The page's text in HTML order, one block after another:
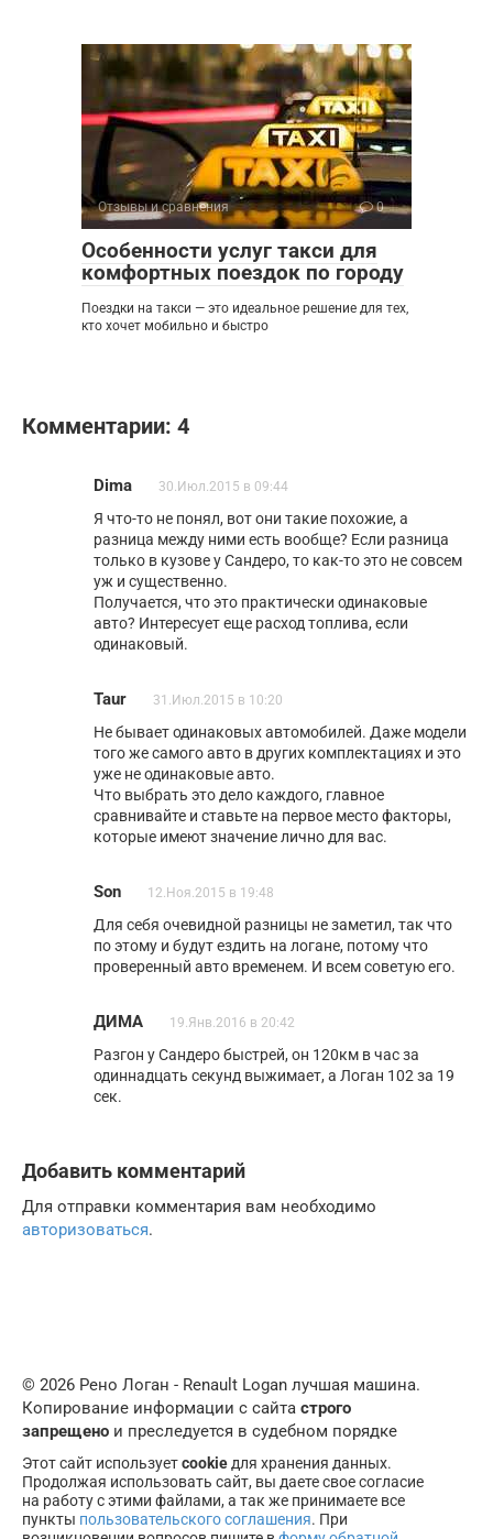
Отзывы и сравнения 0
Особенности услуг такси для
комфортных поездок по городу
Поездки на такси — это идеальное решение для тех,
кто хочет мобильно и быстро
Комментарии: 4
Dima 30.Июл.2015 в 09:44
Я что-то не понял, вот они такие похожие, а
разница между ними есть вообще? Если разница
только в кузове у Сандеро, то как-то это не совсем
уж и существенно.
Получается, что это практически одинаковые
авто? Интересует еще расход топлива, если
одинаковый.
Taur 31.Июл.2015 в 10:20
Не бывает одинаковых автомобилей. Даже модели
того же самого авто в других комплектациях и это
уже не одинаковые авто.
Что выбрать это дело каждого, главное
сравнивайте и ставьте на первое место факторы,
которые имеют значение лично для вас.
Son 12.Ноя.2015 в 19:48
Для себя очевидной разницы не заметил, так что
по этому и будут ездить на логане, потому что
проверенный авто временем. И всем советую его.
ДИМА 19.Янв.2016 в 20:42
Разгон у Сандеро быстрей, он 120км в час за
одиннадцать секунд выжимает, а Логан 102 за 19
сек.
Добавить комментарий
Для отправки комментария вам необходимо
авторизоваться.
© 2026 Рено Логан - Renault Logan лучшая машина.
Копирование информации с сайта строго
запрещено и преследуется в судебном порядке
Этот сайт используетcookie для хранения данных.
Продолжая использовать сайт, вы даете свое согласие
на работу с этими файлами, а так же принимаете все
пункты пользовательского соглашения. При